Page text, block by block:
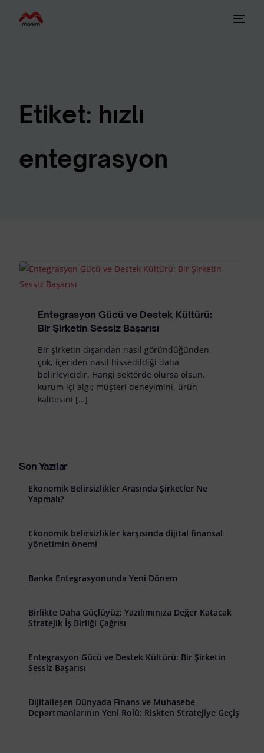
Etiket: hızlı
entegrasyon
Entegrasyon Gücü ve Destek Kültürü:
Bir Şirketin Sessiz Başarısı
Bir şirketin dışarıdan nasıl göründüğünden
çok, içeriden nasıl hissedildiği daha
belirleyicidir. Hangi sektörde olursa olsun,
kurum içi algı; müşteri deneyimini, ürün
kalitesini […]
Son Yazılar
Ekonomik Belirsizlikler Arasında Şirketler Ne
Yapmalı?
Ekonomik belirsizlikler karşısında dijital finansal
yönetimin önemi
Banka Entegrasyonunda Yeni Dönem
Birlikte Daha Güçlüyüz: Yazılımınıza Değer Katacak
Stratejik İş Birliği Çağrısı
Entegrasyon Gücü ve Destek Kültürü: Bir Şirketin
Sessiz Başarısı
Dijitalleşen Dünyada Finans ve Muhasebe
Departmanlarının Yeni Rolü: Riskten Stratejiye Geçiş